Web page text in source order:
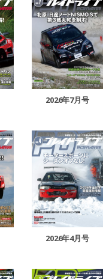
2026年7月号
2026年4月号